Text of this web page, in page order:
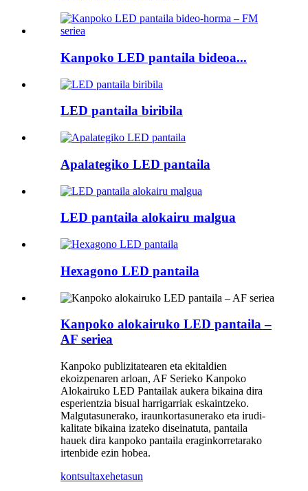
Kanpoko LED pantaila bideoa...
LED pantaila biribila
Apalategiko LED pantaila
LED pantaila alokairu malgua
Hexagono LED pantaila
Kanpoko alokairuko LED pantaila –
AF seriea
Kanpoko publizitatearen eta ekitaldien
ekoizpenaren arloan, AF Serieko Kanpoko
Alokairuko LED Pantailak aukera bikaina dira
esperientzia bisual harrigarriak eskaintzeko.
Malgutasunerako, iraunkortasunerako eta irudi-
kalitate bikaina izateko diseinatuta, pantaila
hauek dira kanpoko pantaila eraginkorretarako
irtenbide ezin hobea.
kontsultaxehetasun